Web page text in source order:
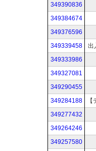
349390836
349384674
349376596
349339458
出
349333986
349327081
349290455
349284188
349277432
349264246
349257580